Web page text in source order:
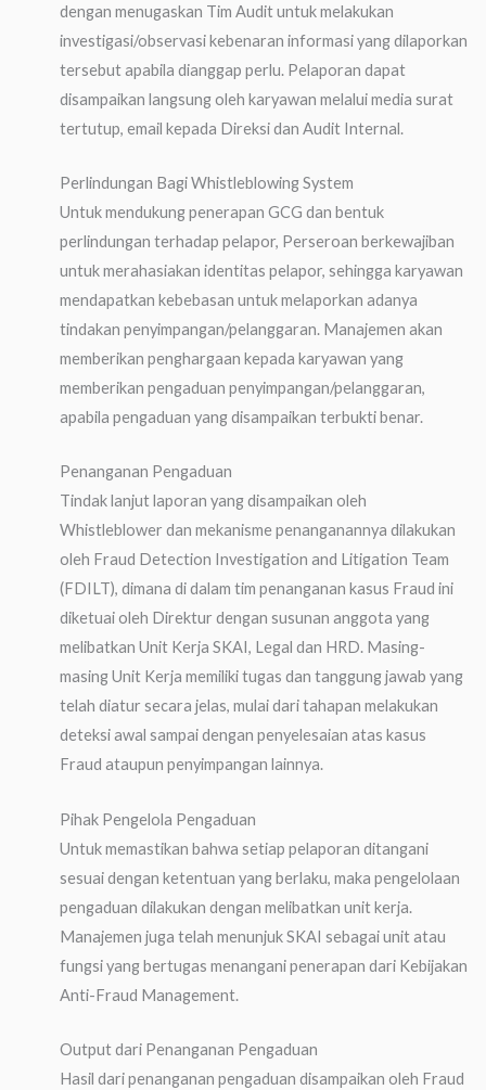
dengan menugaskan Tim Audit untuk melakukan
investigasi/observasi kebenaran informasi yang dilaporkan
tersebut apabila dianggap perlu. Pelaporan dapat
disampaikan langsung oleh karyawan melalui media surat
tertutup, email kepada Direksi dan Audit Internal.
Perlindungan Bagi Whistleblowing System
Untuk mendukung penerapan GCG dan bentuk
perlindungan terhadap pelapor, Perseroan berkewajiban
untuk merahasiakan identitas pelapor, sehingga karyawan
mendapatkan kebebasan untuk melaporkan adanya
tindakan penyimpangan/pelanggaran. Manajemen akan
memberikan penghargaan kepada karyawan yang
memberikan pengaduan penyimpangan/pelanggaran,
apabila pengaduan yang disampaikan terbukti benar.
Penanganan Pengaduan
Tindak lanjut laporan yang disampaikan oleh
Whistleblower dan mekanisme penanganannya dilakukan
oleh Fraud Detection Investigation and Litigation Team
(FDILT), dimana di dalam tim penanganan kasus Fraud ini
diketuai oleh Direktur dengan susunan anggota yang
melibatkan Unit Kerja SKAI, Legal dan HRD. Masing-
masing Unit Kerja memiliki tugas dan tanggung jawab yang
telah diatur secara jelas, mulai dari tahapan melakukan
deteksi awal sampai dengan penyelesaian atas kasus
Fraud ataupun penyimpangan lainnya.
Pihak Pengelola Pengaduan
Untuk memastikan bahwa setiap pelaporan ditangani
sesuai dengan ketentuan yang berlaku, maka pengelolaan
pengaduan dilakukan dengan melibatkan unit kerja.
Manajemen juga telah menunjuk SKAI sebagai unit atau
fungsi yang bertugas menangani penerapan dari Kebijakan
Anti-Fraud Management.
Output dari Penanganan Pengaduan
Hasil dari penanganan pengaduan disampaikan oleh Fraud